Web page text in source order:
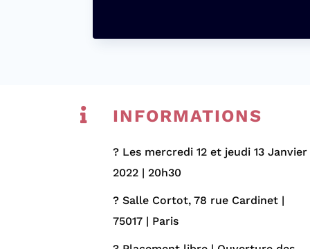
 INFORMATIONS
?Les mercredi 12 et jeudi 13 Janvier
2022 | 20h30
? Salle Cortot, 78 rue Cardinet |
75017 | Paris